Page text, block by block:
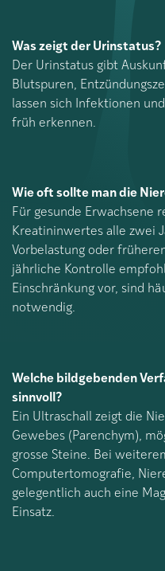
Was zeigt der Urinstatus?
Der Urinstatus gibt
Blutspuren,
lassen sich Infektionen
früh erkennen.
Wie oft sollte man die
Für gesunde Erwachsene
Kreatininwertes alle zwei
Vorbelastung oder
jährliche Kontrolle
Einschränkung vor, sind
notwendig.
Welche bildgebenden
sinnvoll?
Ein Ultraschall zeigt die
Gewebes (Parenchym),
grosse Steine. Bei
Computertomografie,
gelegentlich auch eine
Einsatz.